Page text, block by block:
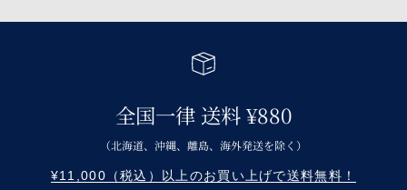
全国一律 送料 ¥880
（北海道、沖縄、離島、海外発送を除く）
¥11,000（税込）以上のお買い上げで送料無料！